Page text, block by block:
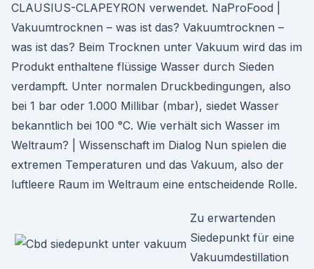
CLAUSIUS-CLAPEYRON verwendet. NaProFood |
Vakuumtrocknen – was ist das? Vakuumtrocknen –
was ist das? Beim Trocknen unter Vakuum wird das im
Produkt enthaltene flüssige Wasser durch Sieden
verdampft. Unter normalen Druckbedingungen, also
bei 1 bar oder 1.000 Millibar (mbar), siedet Wasser
bekanntlich bei 100 °C. Wie verhält sich Wasser im
Weltraum? | Wissenschaft im Dialog Nun spielen die
extremen Temperaturen und das Vakuum, also der
luftleere Raum im Weltraum eine entscheidende Rolle.
Zu erwartenden
Siedepunkt für eine
Vakuumdestillation